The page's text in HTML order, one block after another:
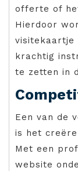
offerte of
Hierdoor
visitekaartje
krachtig
te zetten in
Een van de
is het
Met een
website